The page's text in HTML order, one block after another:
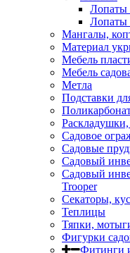
Лопаты
Лопаты
Мангалы,
Материал
Мебель
Мебель
Метла
Подставки
Садовое
Садовые
Садовый
Садовый
Trooper
Секаторы,
Теплицы
Тяпки,
Фигурки
Фитинги